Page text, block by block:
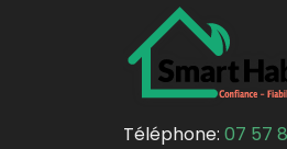
Téléphone: 07 57